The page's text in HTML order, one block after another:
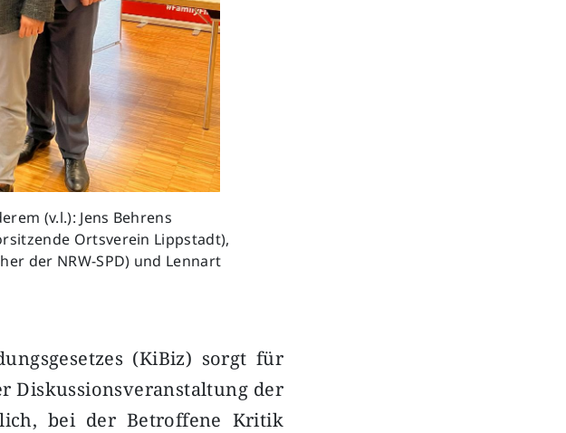
(v.l.): Jens Behrens
Ortsverein Lippstadt),
der NRW-SPD) und Lennart
(KiBiz) sorgt für
Diskussionsveranstaltung der
bei der Betroffene Kritik